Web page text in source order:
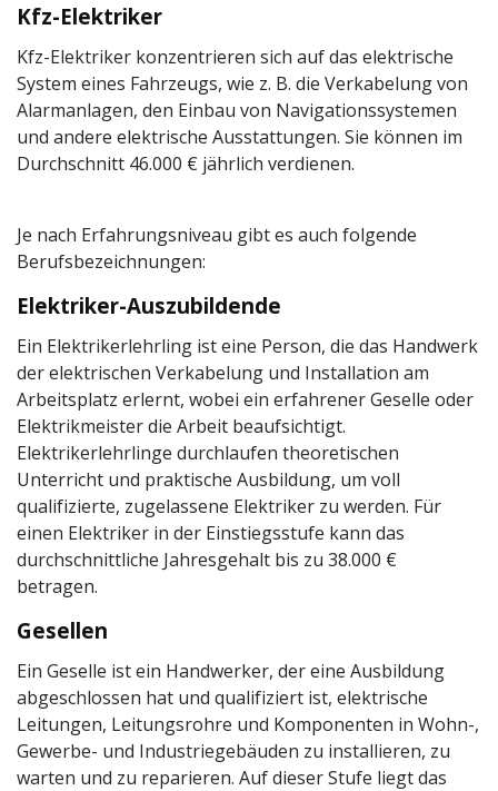
Kfz-Elektriker
Kfz-Elektriker konzentrieren sich auf das elektrische
System eines Fahrzeugs, wie z. B. die Verkabelung von
Alarmanlagen, den Einbau von Navigationssystemen
und andere elektrische Ausstattungen. Sie können im
Durchschnitt 46.000 € jährlich verdienen.
Je nach Erfahrungsniveau gibt es auch folgende
Berufsbezeichnungen:
Elektriker-Auszubildende
Ein Elektrikerlehrling ist eine Person, die das Handwerk
der elektrischen Verkabelung und Installation am
Arbeitsplatz erlernt, wobei ein erfahrener Geselle oder
Elektrikmeister die Arbeit beaufsichtigt.
Elektrikerlehrlinge durchlaufen theoretischen
Unterricht und praktische Ausbildung, um voll
qualifizierte, zugelassene Elektriker zu werden. Für
einen Elektriker in der Einstiegsstufe kann das
durchschnittliche Jahresgehalt bis zu 38.000 €
betragen.
Gesellen
Ein Geselle ist ein Handwerker, der eine Ausbildung
abgeschlossen hat und qualifiziert ist, elektrische
Leitungen, Leitungsrohre und Komponenten in Wohn-,
Gewerbe- und Industriegebäuden zu installieren, zu
warten und zu reparieren. Auf dieser Stufe liegt das